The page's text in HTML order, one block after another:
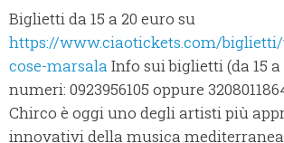
Biglietti da 15 a 20 euro su
https://www.ciaotickets.com/
cose-marsala Info sui biglietti (da 15
numeri: 0923956105 oppure
Chirco è oggi uno degli artisti più
innovativi della musica